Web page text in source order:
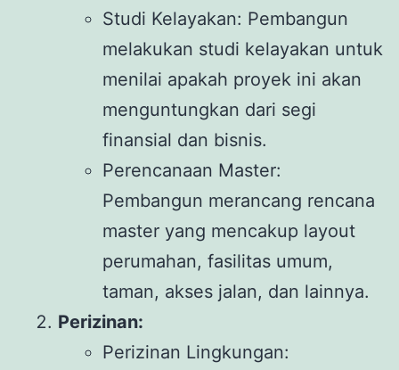
Studi Kelayakan: Pembangun
melakukan studi kelayakan untuk
menilai apakah proyek ini akan
menguntungkan dari segi
finansial dan bisnis.
Perencanaan Master:
Pembangun merancang rencana
master yang mencakup layout
perumahan, fasilitas umum,
taman, akses jalan, dan lainnya.
Perizinan:
Perizinan Lingkungan: